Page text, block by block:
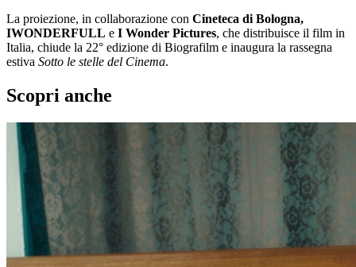
La proiezione, in collaborazione con Cineteca di Bologna,
IWONDERFULL e I Wonder Pictures, che distribuisce il film in
Italia, chiude la 22° edizione di Biografilm e inaugura la rassegna
estiva Sotto le stelle del Cinema.
Scopri anche